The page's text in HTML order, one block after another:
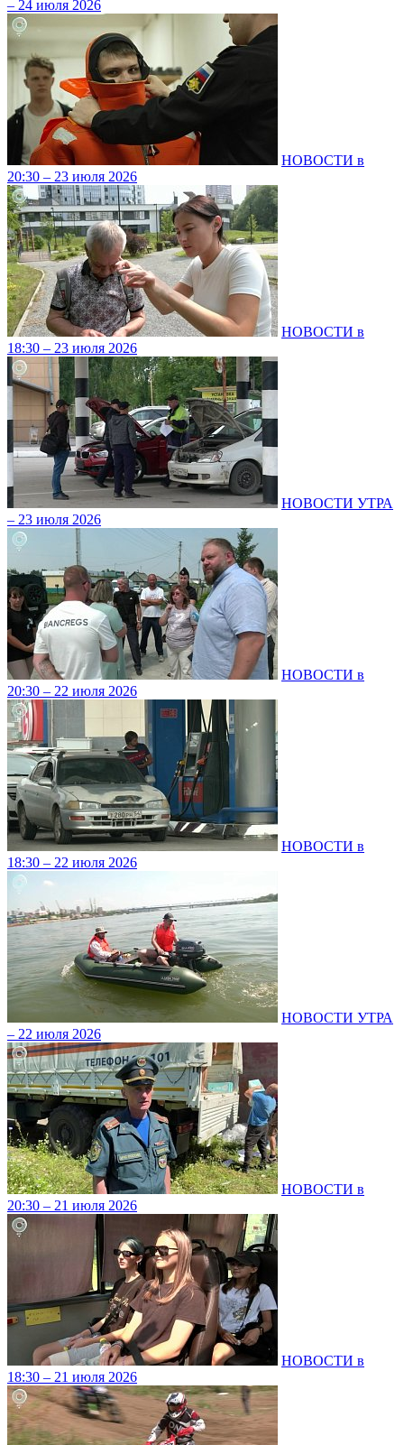
– 24 июля 2026
НОВОСТИ в
20:30 – 23 июля 2026
НОВОСТИ в
18:30 – 23 июля 2026
НОВОСТИ УТРА
– 23 июля 2026
НОВОСТИ в
20:30 – 22 июля 2026
НОВОСТИ в
18:30 – 22 июля 2026
НОВОСТИ УТРА
– 22 июля 2026
НОВОСТИ в
20:30 – 21 июля 2026
НОВОСТИ в
18:30 – 21 июля 2026